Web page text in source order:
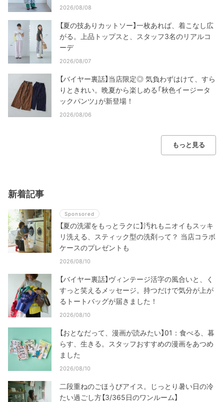
2026/08/08
【夏の技ありカットソー】一枚あれば、着こなし広
がる。上品トップスと、スタッフ3名のリアルコ
ーデ
2026/08/07
【バイヤー裏話】当店限定◎ 気負わずはけて、すら
りときれい。晩夏から楽しめる「秋色イージータ
ックパンツ」が新登場！
2026/08/06
もっと見る
新着記事
Sponsored
【夏の洗濯をもっとラクに】汚れもニオイもスッキ
リ洗える、スティック型の洗剤って？ 当店コラボ
ケースのプレゼントも
2026/08/10
【バイヤー裏話】ヴィンテージ活字の風合いと、く
すっと笑えるメッセージ。持つだけで気分が上が
るトートバッグが届きました！
2026/08/10
【おとなだって、漫画が読みたい】01：食べる、暮
らす、生きる。スタッフおすすめの漫画をあつめ
ました
2026/08/10
二段重ねのごほうびアイス。じっとり暑い日の冷
たい過ごし方【3/365日のワンルーム】